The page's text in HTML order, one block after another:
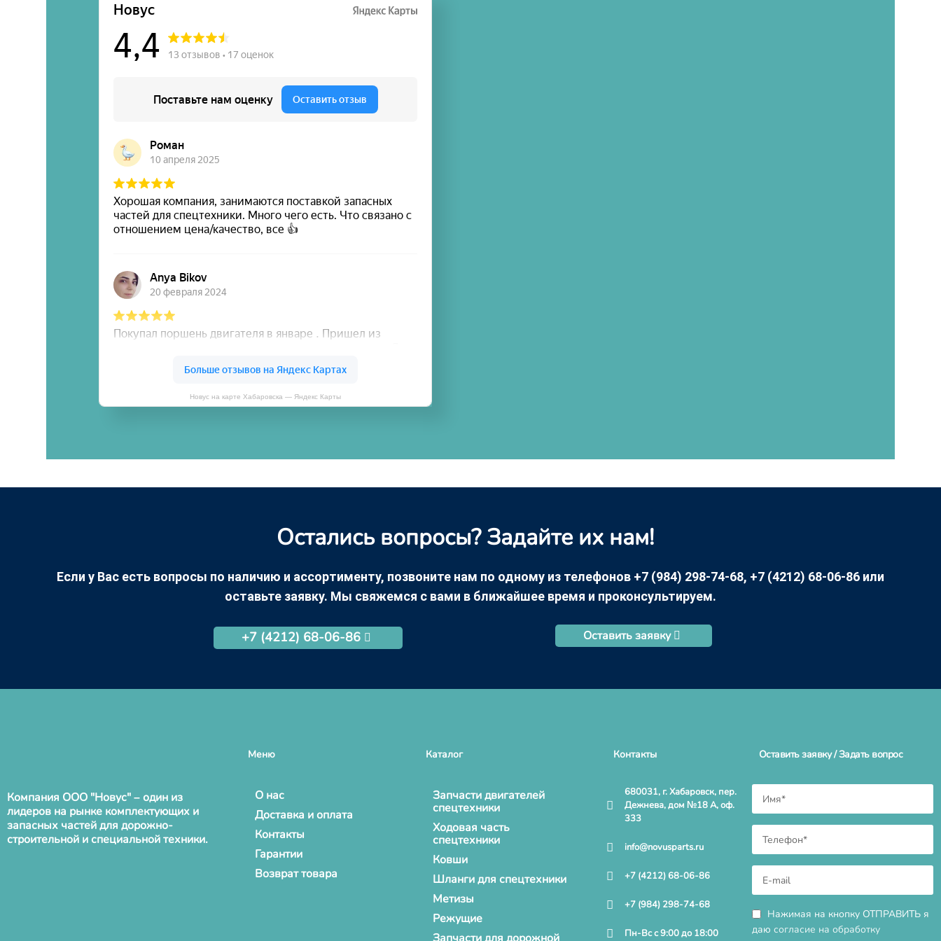
Новус на карте Хабаровска — Яндекс Карты
Остались вопросы? Задайте их нам!
Если у Вас есть вопросы по наличию и ассортименту, позвоните нам по одному из телефонов +7 (984) 298-74-68, +7 (4212) 68-06-86 или
оставьте заявку. Мы свяжемся с вами в ближайшее время и проконсультируем.
+7 (4212) 68-06-86 Оставить заявку
Компания ООО "Новус" – один из
лидеров на рынке комплектующих и
запасных частей для дорожно-
строительной и специальной техники.
Меню
О нас
Доставка и оплата
Контакты
Гарантии
Возврат товара
Каталог
Запчасти двигателей
спецтехники
Ходовая часть
спецтехники
Ковши
Шланги для спецтехники
Метизы
Режущие
Контакты
680031, г. Хабаровск, пер.
Дежнева, дом №18 А, оф.
333
info@novusparts.ru
+7 (4212) 68-06-86
+7 (984) 298-74-68
Пн-Вс с 9:00 до 18:00
Оставить заявку / Задать вопрос
Нажимая на кнопку ОТПРАВИТЬ я
даю согласие на обработку